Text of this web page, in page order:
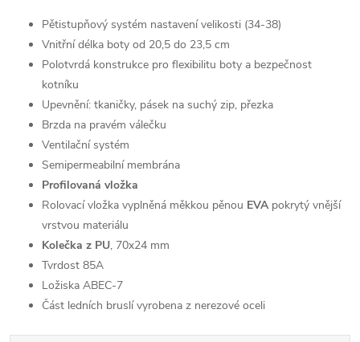
Pětistupňový systém nastavení velikosti (34-38)
Vnitřní délka boty od 20,5 do 23,5 cm
Polotvrdá konstrukce pro flexibilitu boty a bezpečnost
kotníku
Upevnění: tkaničky, pásek na suchý zip, přezka
Brzda na pravém válečku
Ventilační systém
Semipermeabilní membrána
Profilovaná vložka
Rolovací vložka vyplněná měkkou pěnou EVApokrytý vnější
vrstvou materiálu
Kolečka z PU, 70x24 mm
Tvrdost 85A
Ložiska ABEC-7
Část ledních bruslí vyrobena z nerezové oceli